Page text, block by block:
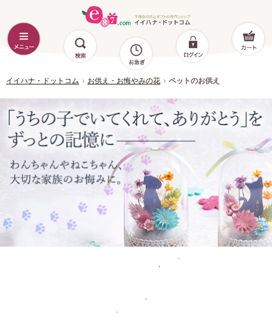
イイハナ・ドットコム お供え・お悔やみの花 ペットのお供え
ワンちゃんやネコちゃん、ペットのお悔み
優しいメモリアルギフト。